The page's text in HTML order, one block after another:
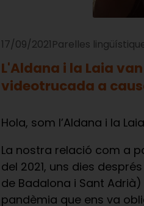
17/09/2021Parelles
L'Aldana i la Laia
videotrucada a
Hola, som l’Aldana i la
La nostra relació com a
del 2021, uns dies
de Badalona i Sant
pandèmia que ens va